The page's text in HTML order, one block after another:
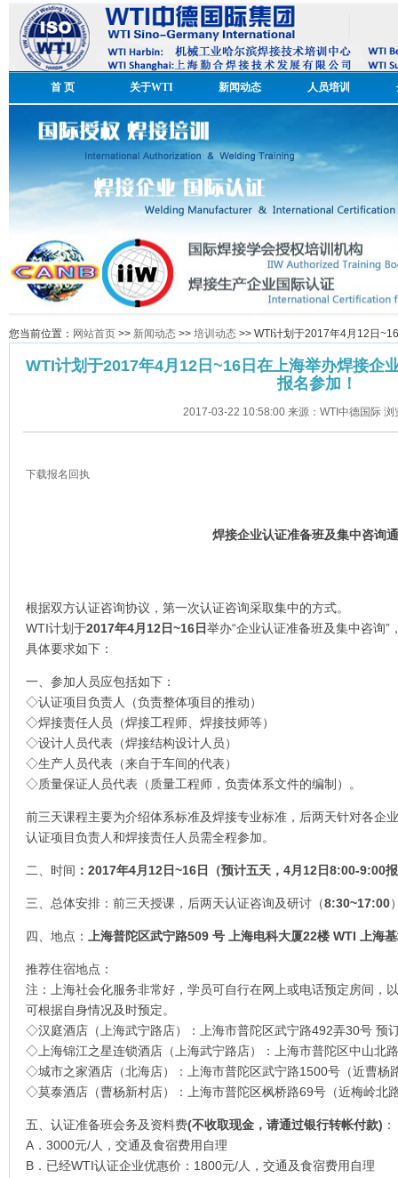
首 页 关于WTI 新闻动态 人员培训
您当前位置： 网站首页 >> 新闻动态 >> 培训动态 >> WTI计划于2017年4月12日
WTI计划于2017年4月12日~16日在上海举办焊接企
报名参加！
2017-03-22 10:58:00 来源：WTI中德国际 浏
下载报名回执
焊接企业认证准备班及集中咨询
根据双方认证咨询协议，第一次认证咨询采取集中的方式。
WTI计划于2017年4月 12日~16日举办“企业认证准备班及集中咨询
具体要求如下：
一、参加人员应包括如下：
◇认证项目负责人（负责整体项目的推动）
◇焊接责任人员（焊接工程师、焊接技师等）
◇设计人员代表（焊接结构设计人员）
◇生产人员代表（来自于车间的代表）
◇质量保证人员代表（质量工程师，负责体系文件的编制）。
前三天课程主要为介绍体系标准及焊接专业标准，后两天针对各企
认证项目负责人和焊接责任人员需全程参加。
二、时间 ： 2017年4月 12日~16日（预计五天，4月12日8:00-9:00
三、总体安排：前三天授课，后两天认证咨询及研讨（8:30~17:00
四、地点： 上海普陀区武宁路509 号 上海电科大厦22楼 WTI 上海
推荐住宿地点：
注：上海社会化服务非常好，学员可自行在网上或电话预定房间，
可根据自身情况及时预定。
◇汉庭酒店（上海武宁路店）：上海市普陀区武宁路492弄30号 预
◇上海锦江之星连锁酒店（上海武宁路店）：上海市普陀区中山北
◇城市之家酒店（北海店）：上海市普陀区武宁路1500号（近曹杨
◇莫泰酒店（曹杨新村店）：上海市普陀区枫桥路69号（近梅岭北
五、认证准备班会务及资料费(不收取现金，请通过银行转帐付款) ：
A．3000元/人，交通及食宿费用自理
B．已经WTI认证企业优惠价：1800元/人，交通及食宿费用自理